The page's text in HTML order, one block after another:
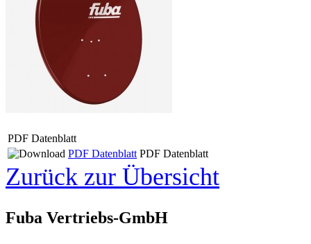
PDF Datenblatt
PDF Datenblatt PDF Datenblatt
Zurück zur Übersicht
Fuba Vertriebs-GmbH